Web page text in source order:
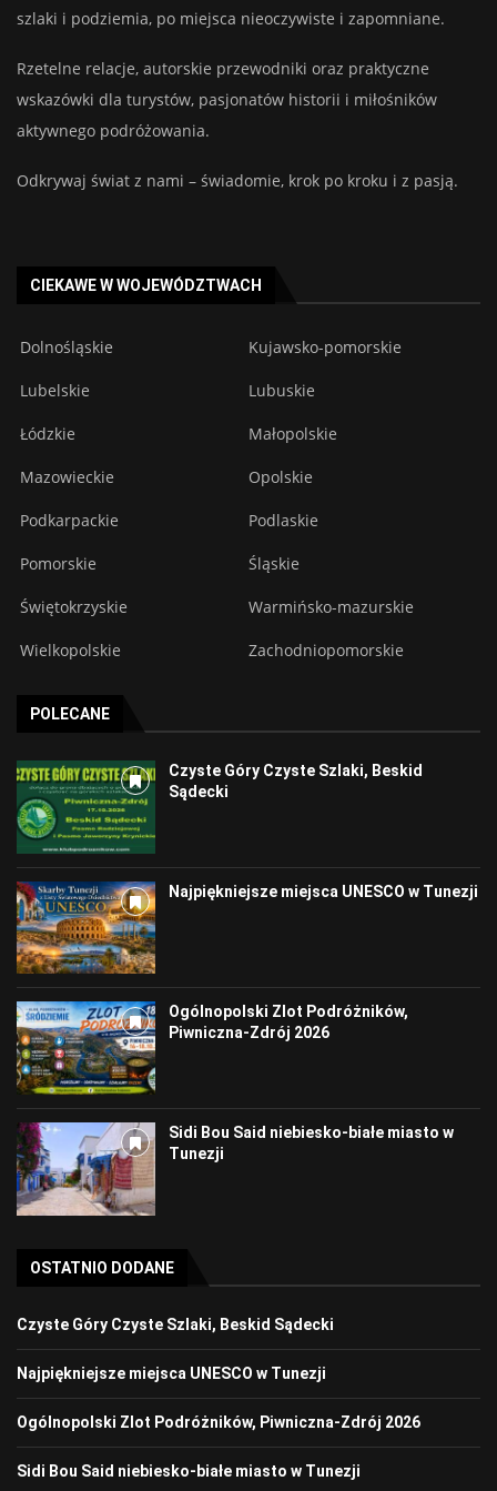
szlaki i podziemia, po miejsca nieoczywiste i zapomniane.
Rzetelne relacje, autorskie przewodniki oraz praktyczne
wskazówki dla turystów, pasjonatów historii i miłośników
aktywnego podróżowania.
Odkrywaj świat z nami – świadomie, krok po kroku i z pasją.
CIEKAWE W WOJEWÓDZTWACH
Dolnośląskie Kujawsko-pomorskie
Lubelskie Lubuskie
Łódzkie Małopolskie
Mazowieckie Opolskie
Podkarpackie Podlaskie
Pomorskie Śląskie
Świętokrzyskie Warmińsko-mazurskie
Wielkopolskie Zachodniopomorskie
POLECANE
Czyste Góry Czyste Szlaki, Beskid
Sądecki
Najpiękniejsze miejsca UNESCO w Tunezji
Ogólnopolski Zlot Podróżników,
Piwniczna-Zdrój 2026
Sidi Bou Said niebiesko-białe miasto w
Tunezji
OSTATNIO DODANE
Czyste Góry Czyste Szlaki, Beskid Sądecki
Najpiękniejsze miejsca UNESCO w Tunezji
Ogólnopolski Zlot Podróżników, Piwniczna-Zdrój 2026
Sidi Bou Said niebiesko-białe miasto w Tunezji